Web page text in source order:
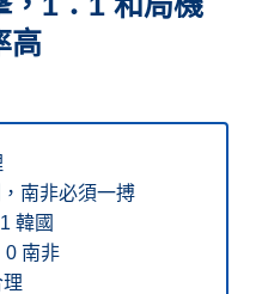
高
南非必須一搏
韓國
0 南非